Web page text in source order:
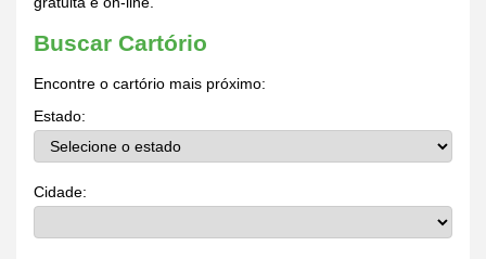
Buscar Cartório
Encontre o cartório mais próximo:
Estado:
Cidade: